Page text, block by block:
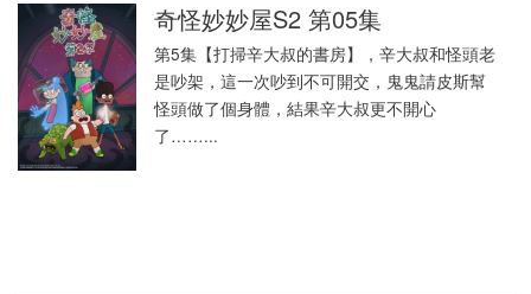
奇怪妙妙屋S2 第05集
第5集【打掃辛大叔的書房】，辛大叔和怪頭老
是吵架，這一次吵到不可開交，鬼鬼請皮斯幫
怪頭做了個身體，結果辛大叔更不開心
了……...